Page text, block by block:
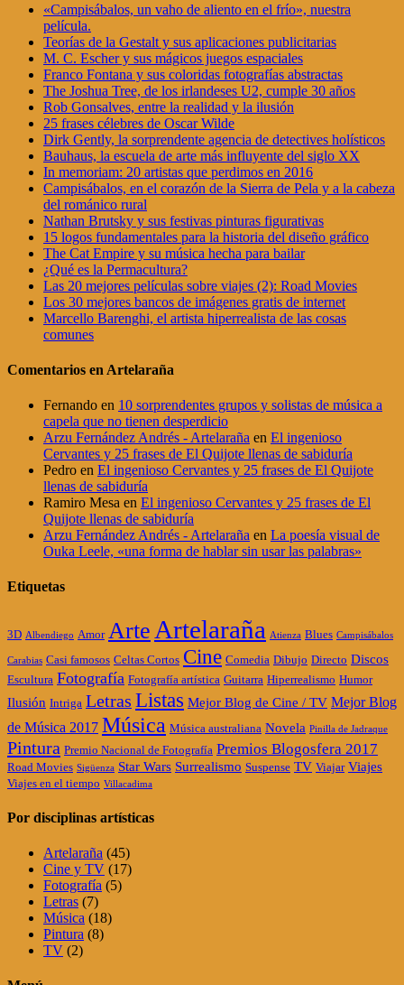
«Campisábalos, un vaho de aliento en el frío», nuestra
película.
Teorías de la Gestalt y sus aplicaciones publicitarias
M. C. Escher y sus mágicos juegos espaciales
Franco Fontana y sus coloridas fotografías abstractas
The Joshua Tree, de los irlandeses U2, cumple 30 años
Rob Gonsalves, entre la realidad y la ilusión
25 frases célebres de Oscar Wilde
Dirk Gently, la sorprendente agencia de detectives holísticos
Bauhaus, la escuela de arte más influyente del siglo XX
In memoriam: 20 artistas que perdimos en 2016
Campisábalos, en el corazón de la Sierra de Pela y a la cabeza
del románico rural
Nathan Brutsky y sus festivas pinturas figurativas
15 logos fundamentales para la historia del diseño gráfico
The Cat Empire y su música hecha para bailar
¿Qué es la Permacultura?
Las 20 mejores películas sobre viajes (2): Road Movies
Los 30 mejores bancos de imágenes gratis de internet
Marcello Barenghi, el artista hiperrealista de las cosas
comunes
Comentarios en Artelaraña
Fernando en 10 sorprendentes grupos y solistas de música a
capela que no tienen desperdicio
Arzu Fernández Andrés - Artelaraña en El ingenioso
Cervantes y 25 frases de El Quijote llenas de sabiduría
Pedro en El ingenioso Cervantes y 25 frases de El Quijote
llenas de sabiduría
Ramiro Mesa en El ingenioso Cervantes y 25 frases de El
Quijote llenas de sabiduría
Arzu Fernández Andrés - Artelaraña en La poesía visual de
Ouka Leele, «una forma de hablar sin usar las palabras»
Etiquetas
3D Albendiego Amor Arte Artelaraña Atienza Blues Campisábalos
Carabias Casi famosos Celtas Cortos Cine Comedia Dibujo Directo Discos
Escultura Fotografía Fotografía artística Guitarra Hiperrealismo Humor
Ilusión Intriga Letras Listas Mejor Blog de Cine / TV Mejor Blog
de Música 2017 Música Música australiana Novela Pinilla de Jadraque
Pintura Premio Nacional de Fotografía Premios Blogosfera 2017
Road Movies Sigüenza Star Wars Surrealismo Suspense TV Viajar Viajes
Viajes en el tiempo Villacadima
Por disciplinas artísticas
Artelaraña (45)
Cine y TV (17)
Fotografía (5)
Letras (7)
Música (18)
Pintura (8)
TV (2)